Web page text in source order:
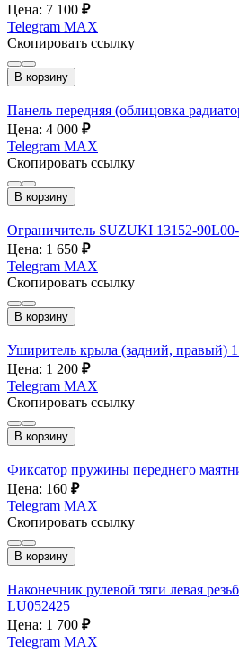
Цена: 7 100 ₽
Telegram MAX
Скопировать ссылку
В корзину
Панель передняя (облицовка
Цена: 4 000 ₽
Telegram MAX
Скопировать ссылку
В корзину
Ограничитель SUZUKI 13152-
Цена: 1 650 ₽
Telegram MAX
Скопировать ссылку
В корзину
Уширитель крыла (задний, правый)
Цена: 1 200 ₽
Telegram MAX
Скопировать ссылку
В корзину
Фиксатор пружины переднего
Цена: 160 ₽
Telegram MAX
Скопировать ссылку
В корзину
Наконечник рулевой тяги левая
LU052425
Цена: 1 700 ₽
Telegram MAX